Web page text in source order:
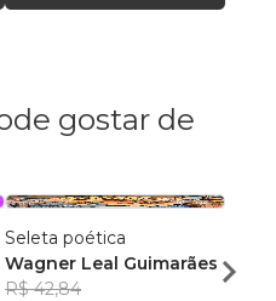
gostar de
Seleta poética
Wagner Leal Guimarães
R$ 42,84
ainda
Carla